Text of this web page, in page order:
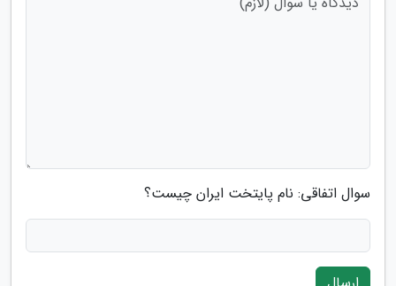
سوال اتفاقی: نام پایتخت ایران چیست؟